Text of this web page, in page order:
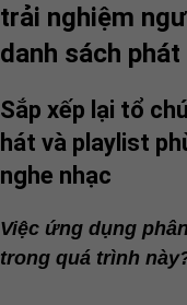
trải nghiệm
danh sách phát
Sắp xếp lại tổ
hát và playlist
nghe nhạc
Việc ứng dụng
trong quá trình